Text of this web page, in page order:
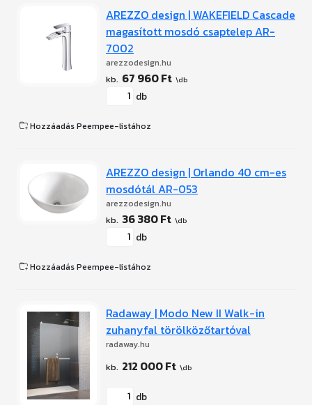
AREZZO design | WAKEFIELD Cascade
magasított mosdó csaptelep AR-
7002
arezzodesign.hu
67 960 Ft
db
Hozzáadás Peempee-listához
AREZZO design | Orlando 40 cm-es
mosdótál AR-053
arezzodesign.hu
36 380 Ft
db
Hozzáadás Peempee-listához
Radaway | Modo New II Walk-in
zuhanyfal törölközőtartóval
radaway.hu
212 000 Ft
db